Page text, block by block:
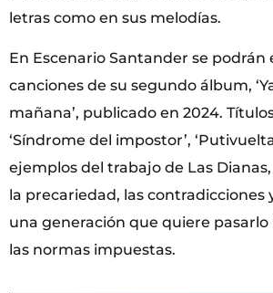
letras como en sus melodías.
En Escenario Santander se podrán
canciones de su segundo álbum,
mañana’, publicado en 2024.
‘Síndrome del impostor’,
ejemplos del trabajo de Las
la precariedad, las contradicciones
una generación que quiere pasarlo
las normas impuestas.